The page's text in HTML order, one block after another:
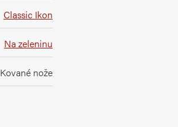
Classic Ikon
Na zeleninu
Kované nože